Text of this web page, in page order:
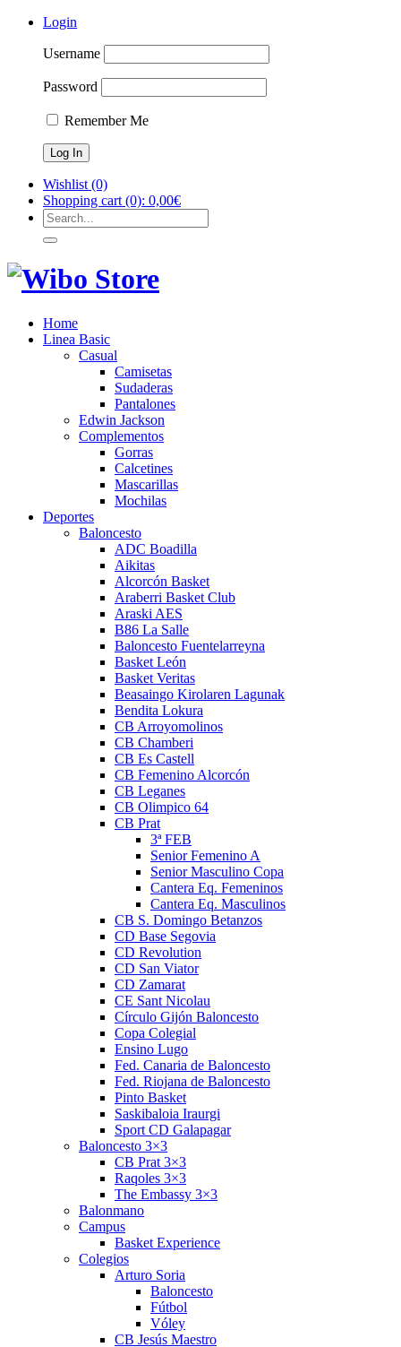
Login
Username
Password
Remember Me
Wishlist (0)
Shopping cart (0): 0,00€
Home
Linea Basic
Casual
Camisetas
Sudaderas
Pantalones
Edwin Jackson
Complementos
Gorras
Calcetines
Mascarillas
Mochilas
Deportes
Baloncesto
ADC Boadilla
Aikitas
Alcorcón Basket
Araberri Basket Club
Araski AES
B86 La Salle
Baloncesto Fuentelarreyna
Basket León
Basket Veritas
Beasaingo Kirolaren Lagunak
Bendita Lokura
CB Arroyomolinos
CB Chamberi
CB Es Castell
CB Femenino Alcorcón
CB Leganes
CB Olimpico 64
CB Prat
3ª FEB
Senior Femenino A
Senior Masculino Copa
Cantera Eq. Femeninos
Cantera Eq. Masculinos
CB S. Domingo Betanzos
CD Base Segovia
CD Revolution
CD San Viator
CD Zamarat
CE Sant Nicolau
Círculo Gijón Baloncesto
Copa Colegial
Ensino Lugo
Fed. Canaria de Baloncesto
Fed. Riojana de Baloncesto
Pinto Basket
Saskibaloia Iraurgi
Sport CD Galapagar
Baloncesto 3×3
CB Prat 3×3
Raqoles 3×3
The Embassy 3×3
Balonmano
Campus
Basket Experience
Colegios
Arturo Soria
Baloncesto
Fútbol
Vóley
CB Jesús Maestro